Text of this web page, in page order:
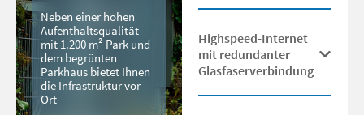
Neben einer hohen
Aufenthaltsqualität
mit 1.200 m² Park und
dem begrünten
Parkhaus bietet Ihnen
die Infrastruktur vor
Ort
Highspeed-Internet
mit redundanter
Glasfaserverbindung